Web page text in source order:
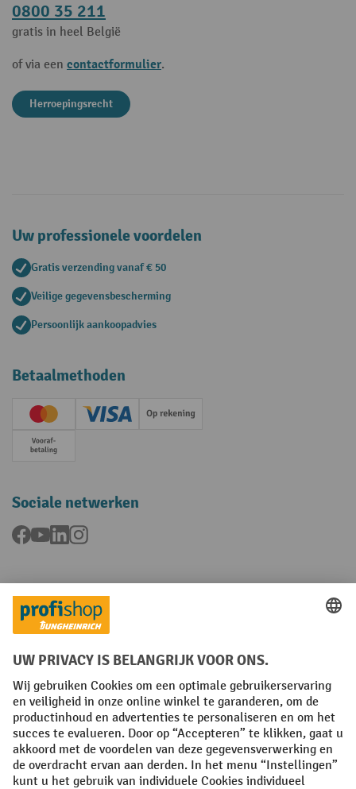
0800 35 211
gratis in heel België
of via een contactformulier.
Herroepingsrecht
Uw professionele voordelen
Gratis verzending vanaf € 50
Veilige gegevensbescherming
Persoonlijk aankoopadvies
Betaalmethoden
Creditcard (Master)Creditcard (Visa)Op rekening
Vooruitbetaling
Sociale netwerken
Facebook
YouTubeLinkedInInstagram
Talen
FR NL
Algemene verkoopvoorwaarden Copyright
Privacyverklaring Privacy-instellingen
All prices excl. VAT plusshipping costs and possible delivery charges,
if not stated otherwise.